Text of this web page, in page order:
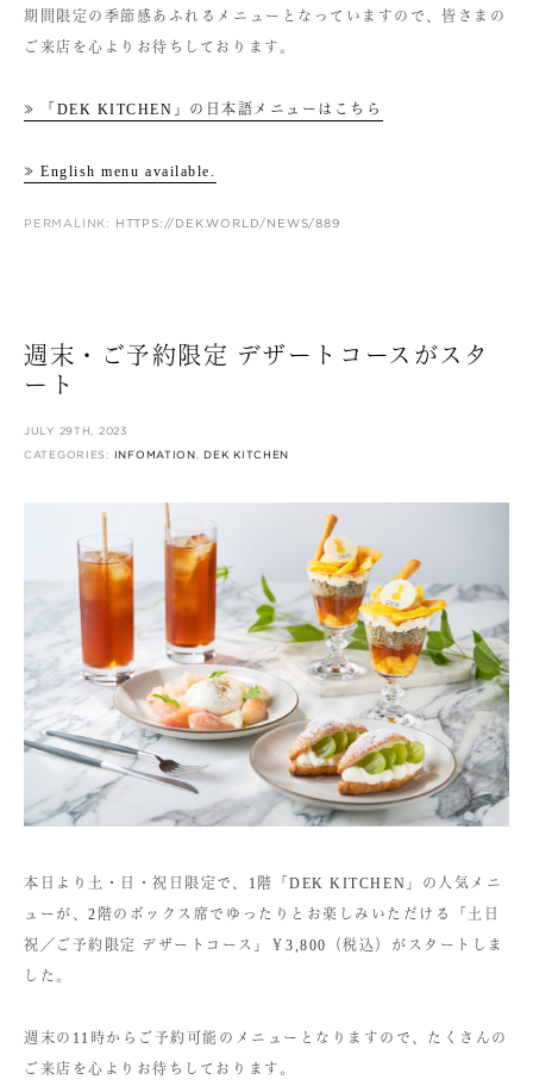
期間限定の季節感あふれるメニューとなっていますので、皆さまの
ご来店を心よりお待ちしております。
≫ 「DEK KITCHEN」の日本語メニューはこちら
≫ English menu available.
PERMALINK: HTTPS://DEK.WORLD/NEWS/889
週末・ご予約限定 デザートコースがスタ
ート
JULY 29TH, 2023
CATEGORIES: INFOMATION ,DEK KITCHEN
本日より土・日・祝日限定で、1階「DEK KITCHEN」の人気メニ
ューが、2階のボックス席でゆったりとお楽しみいただける「土日
祝／ご予約限定 デザートコース」￥3,800（税込）がスタートしま
した。
週末の11時からご予約可能のメニューとなりますので、たくさんの
ご来店を心よりお待ちしております。